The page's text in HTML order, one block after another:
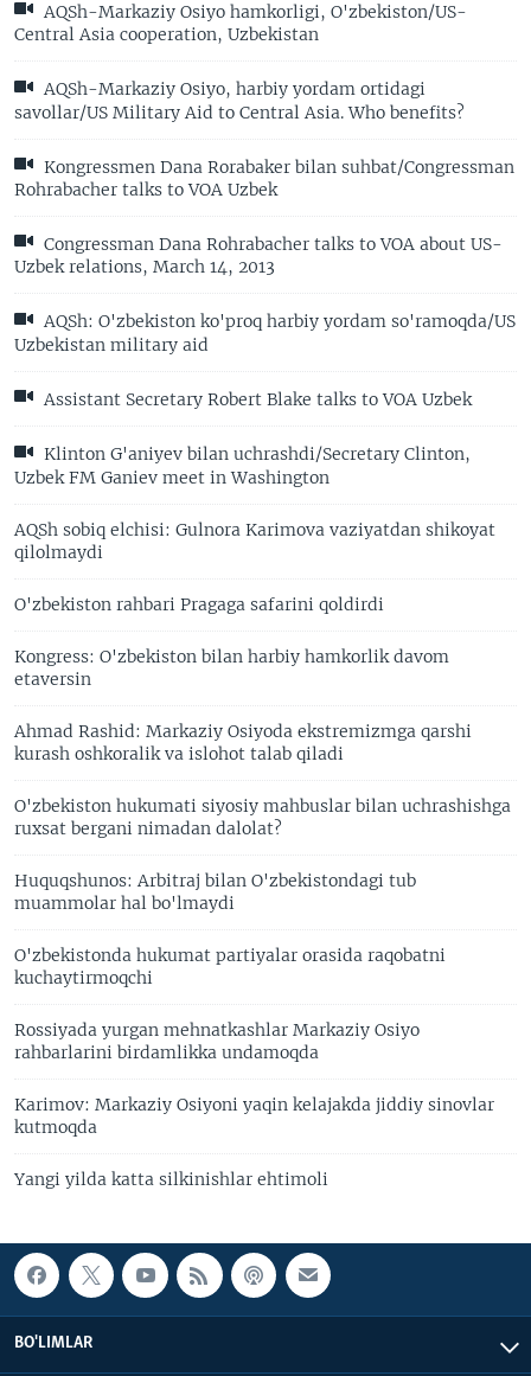
AQSh-Markaziy Osiyo hamkorligi, O'zbekiston/US-
Central Asia cooperation, Uzbekistan
AQSh-Markaziy Osiyo, harbiy yordam ortidagi
savollar/US Military Aid to Central Asia. Who benefits?
Kongressmen Dana Rorabaker bilan suhbat/Congressman
Rohrabacher talks to VOA Uzbek
Congressman Dana Rohrabacher talks to VOA about US-
Uzbek relations, March 14, 2013
AQSh: O'zbekiston ko'proq harbiy yordam so'ramoqda/US
Uzbekistan military aid
Assistant Secretary Robert Blake talks to VOA Uzbek
Klinton G'aniyev bilan uchrashdi/Secretary Clinton,
Uzbek FM Ganiev meet in Washington
AQSh sobiq elchisi: Gulnora Karimova vaziyatdan shikoyat
qilolmaydi
O'zbekiston rahbari Pragaga safarini qoldirdi
Kongress: O'zbekiston bilan harbiy hamkorlik davom
etaversin
Ahmad Rashid: Markaziy Osiyoda ekstremizmga qarshi
kurash oshkoralik va islohot talab qiladi
O'zbekiston hukumati siyosiy mahbuslar bilan uchrashishga
ruxsat bergani nimadan dalolat?
Huquqshunos: Arbitraj bilan O'zbekistondagi tub
muammolar hal bo'lmaydi
O'zbekistonda hukumat partiyalar orasida raqobatni
kuchaytirmoqchi
Rossiyada yurgan mehnatkashlar Markaziy Osiyo
rahbarlarini birdamlikka undamoqda
Karimov: Markaziy Osiyoni yaqin kelajakda jiddiy sinovlar
kutmoqda
Yangi yilda katta silkinishlar ehtimoli
BO'LIMLAR